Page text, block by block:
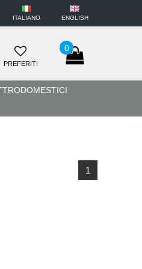
ITALIANO ENGLISH
0
PREFERITI
1